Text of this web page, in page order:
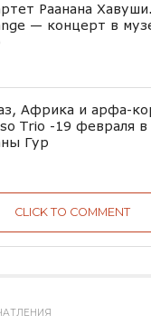
Раанана
— концерт в
Африка и арфа-
Trio -19 февраля
Гур
CLICK TO COMMENT